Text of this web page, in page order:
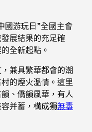
國游玩日”全國主會
展結果的充足確
全新起點。
兼具繁華都會的潮
的煙火溫情。這里
、僑韻風華，有人
并蓄，構成獨無毒